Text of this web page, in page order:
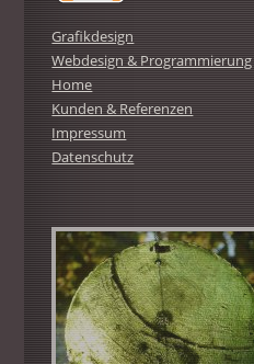
Grafikdesign
Webdesign & Programmierung
Home
Kunden & Referenzen
Impressum
Datenschutz